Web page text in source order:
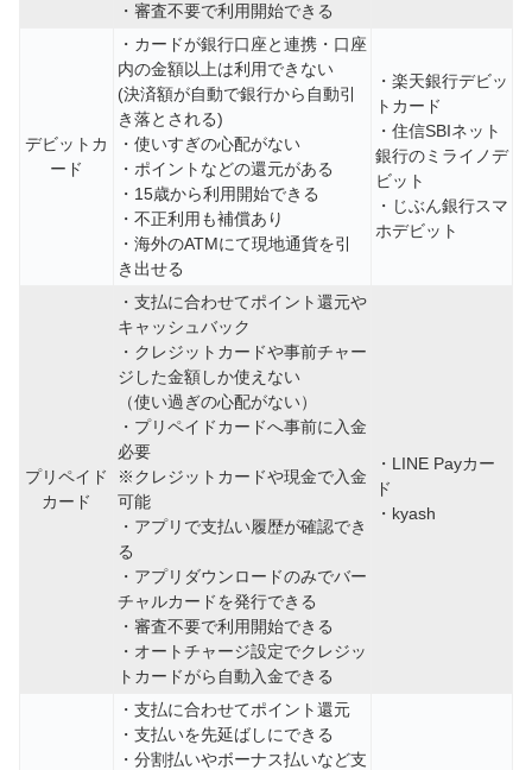
・審査不要で利用開始できる
デビットカ
ード
・カードが銀行口座と連携・口座
内の金額以上は利用できない
(決済額が自動で銀行から自動引
き落とされる)
・使いすぎの心配がない
・ポイントなどの還元がある
・15歳から利用開始できる
・不正利用も補償あり
・海外のATMにて現地通貨を引
き出せる
・楽天銀行デビッ
トカード
・住信SBIネット
銀行のミライノデ
ビット
・じぶん銀行スマ
ホデビット
プリペイド
カード
・支払に合わせてポイント還元や
キャッシュバック
・クレジットカードや事前チャー
ジした金額しか使えない
（使い過ぎの心配がない）
・プリペイドカードへ事前に入金
必要
※クレジットカードや現金で入金
可能
・アプリで支払い履歴が確認でき
る
・アプリダウンロードのみでバー
チャルカードを発行できる
・審査不要で利用開始できる
・オートチャージ設定でクレジッ
トカードがら自動入金できる
・LINE Payカー
ド
・kyash
・支払に合わせてポイント還元
・支払いを先延ばしにできる
・分割払いやボーナス払いなど支